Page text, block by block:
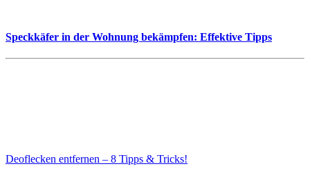
Speckkäfer in der Wohnung bekämpfen: Effektive Tipps
Deoflecken entfernen – 8 Tipps & Tricks!